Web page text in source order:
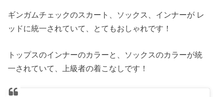
ギンガムチェックのスカート、ソックス、インナーが レ
ッドに統一されていて、とてもおしゃれです！
トップスのインナーのカラーと、ソックスのカラーが統
一されていて、上級者の着こなしです！